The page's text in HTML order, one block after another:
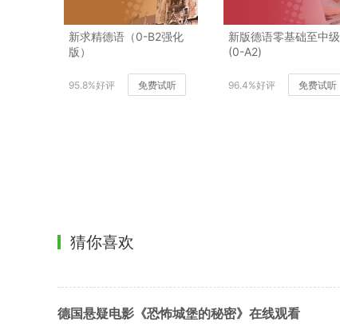
新求精德语（0-B2强化
版）
95.8%好评 免费试听
新版德语零基础至中级
(0-A2)
96.4%好评 免费试听
猜你喜欢
德国悬疑电影《恐怖城堡的秘密》在线观看